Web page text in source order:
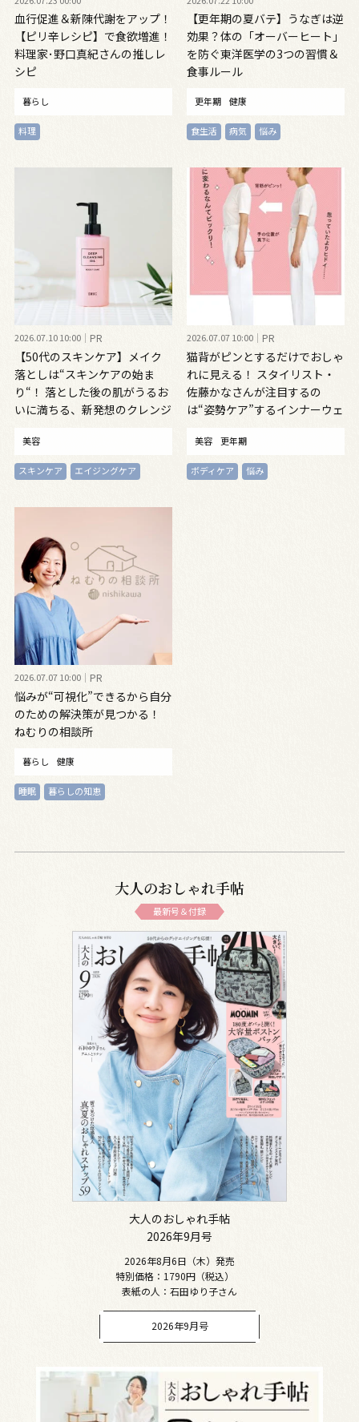
血行促進＆新陳代謝をアップ！
【ピリ辛レシピ】で食欲増進！
料理家･野口真紀さんの推しレ
シピ
暮らし
料理
【更年期の夏バテ】うなぎは逆
効果？体の「オーバーヒート」
を防ぐ東洋医学の3つの習慣＆
食事ルール
更年期 健康
食生活 病気 悩み
2026.07.10 10:00 PR
【50代のスキンケア】メイク
落としは“スキンケアの始ま
り“！ 落とした後の肌がうるお
いに満ちる、新発想のクレンジ
美容
スキンケア エイジングケア
2026.07.07 10:00 PR
猫背がピンとするだけでおしゃ
れに見える！ スタイリスト・
佐藤かなさんが注目するの
は“姿勢ケア”するインナーウェ
美容 更年期
ボディケア 悩み
2026.07.07 10:00 PR
悩みが“可視化”できるから自分
のための解決策が見つかる！
ねむりの相談所
暮らし 健康
睡眠 暮らしの知恵
大人のおしゃれ手帖
最新号＆付録
大人のおしゃれ手帖
2026年9月号
2026年8月6日（木）発売
特別価格：1790円（税込）
表紙の人：石田ゆり子さん
2026年9月号